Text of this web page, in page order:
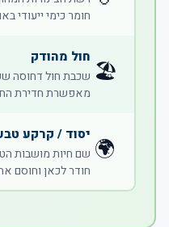
חומר כימי ייעודי
🏖️ חול מהודק
שכבת חול דחוסה
מאפשרת חדירת
🌍 יסוד / קרקע
שם חיות מושבות
חודר לכאן וחוסם